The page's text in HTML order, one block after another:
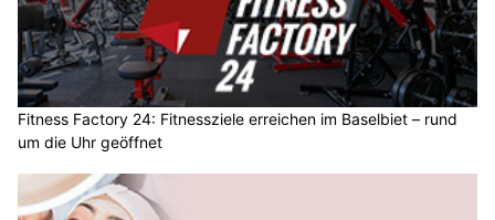
Fitness Factory 24: Fitnessziele erreichen im Baselbiet – rund
um die Uhr geöffnet